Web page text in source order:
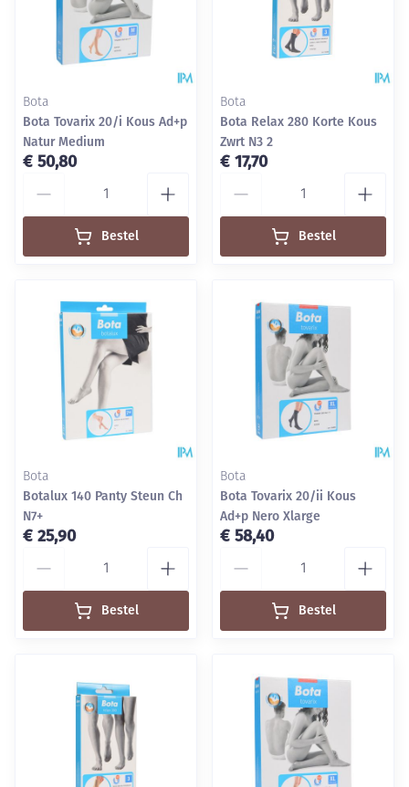
Bota
Bota Tovarix 20/i Kous Ad+p
Natur Medium
€ 50,80
Bestel
Bota
Bota Relax 280 Korte Kous
Zwrt N3 2
€ 17,70
Bestel
Bota
Botalux 140 Panty Steun Ch
N7+
€ 25,90
Bestel
Bota
Bota Tovarix 20/ii Kous
Ad+p Nero Xlarge
€ 58,40
Bestel